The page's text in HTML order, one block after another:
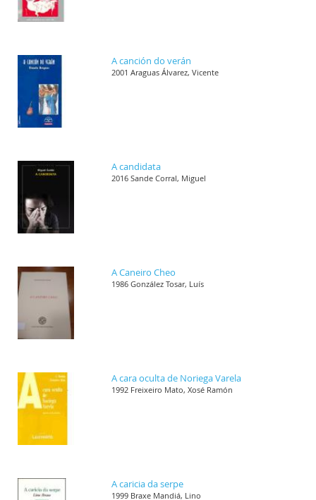
A canción do verán
2001 Araguas Álvarez, Vicente
A candidata
2016 Sande Corral, Miguel
A Caneiro Cheo
1986 González Tosar, Luís
A cara oculta de Noriega Varela
1992 Freixeiro Mato, Xosé Ramón
A caricia da serpe
1999 Braxe Mandiá, Lino